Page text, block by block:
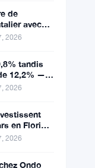
pour
2026
de
Morgan
2026